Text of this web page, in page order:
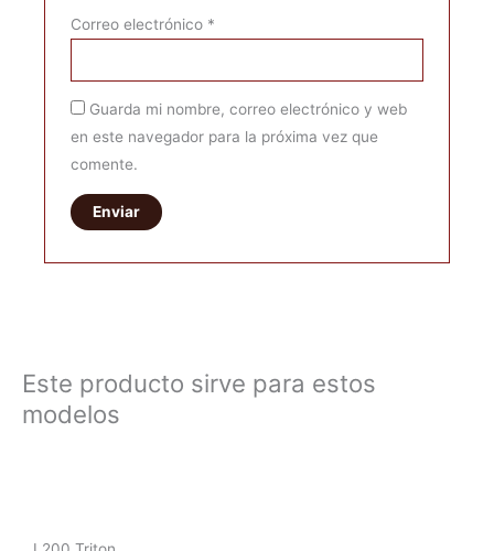
Correo electrónico *
Guarda mi nombre, correo electrónico y web
en este navegador para la próxima vez que
comente.
Este producto sirve para estos
modelos